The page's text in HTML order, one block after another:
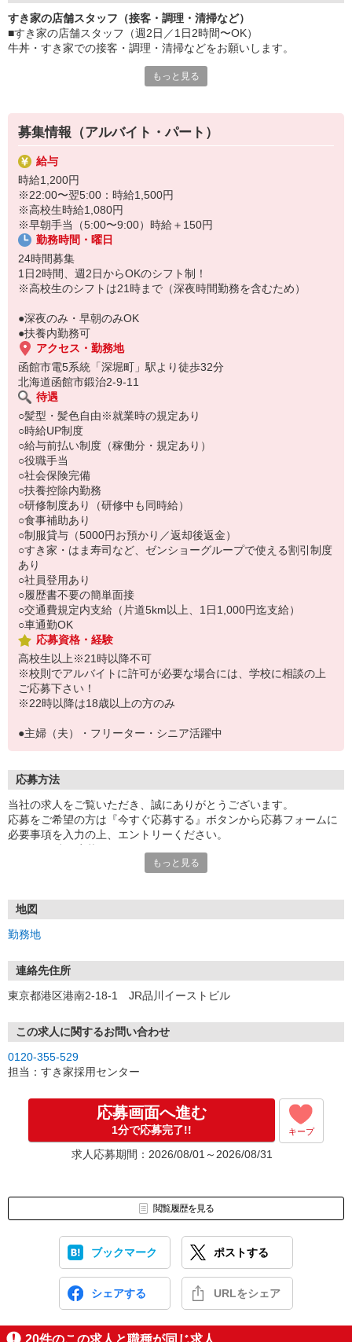
■給与前払い可
急な出費も安心♪
■社員登用あり
将来を考えている方は必見です。
与兵衛、オリーブの丘、焼肉いちばんなどを経営しているゼンシ
ョーグループ！
その中のひとつ『すき家』でお仕事しませんか？
すき家の店舗スタッフ（接客・調理・清掃など）
■すき家の店舗スタッフ（週2日／1日2時間〜OK）
牛丼・すき家での接客・調理・清掃などをお願いします。
あなたの笑顔で！
すばやく提供！
他にも、食材の調整や金銭管理、新しく入社したクルーの研修など
様々なお仕事があります。
セルフオーダー、セルフ会計で、現金の受け渡しはほとんどありま
せん。※一部店舗を除く
取り間違いもなく安心でスムーズ♪
マニュアルも用意していますので飲食店が初めての方でも大丈夫！
もちろん先輩クルーがしっかり教えてくれるので安心してくださ
い。
もっと見る
募集情報（アルバイト・パート）
給与
時給1,200円
※22:00〜翌5:00：時給1,500円
※高校生時給1,080円
※早朝手当（5:00〜9:00）時給＋150円
勤務時間・曜日
24時間募集
1日2時間、週2日からOKのシフト制！
※高校生のシフトは21時まで（深夜時間勤務を含むため）
●深夜のみ・早朝のみOK
●扶養内勤務可
アクセス・勤務地
函館市電5系統「深堀町」駅より徒歩32分
北海道函館市鍛治2-9-11
待遇
○髪型・髪色自由※就業時の規定あり
○時給UP制度
○給与前払い制度（稼働分・規定あり）
○役職手当
○社会保険完備
○扶養控除内勤務
○研修制度あり（研修中も同時給）
○食事補助あり
○制服貸与（5000円お預かり／返却後返金）
○すき家・はま寿司など、ゼンショーグループで使える割引制度
あり
○社員登用あり
○履歴書不要の簡単面接
○交通費規定内支給（片道5km以上、1日1,000円迄支給）
○車通勤OK
応募資格・経験
高校生以上※21時以降不可
※校則でアルバイトに許可が必要な場合には、学校に相談の上
ご応募下さい！
※22時以降は18歳以上の方のみ
●主婦（夫）・フリーター・シニア活躍中
応募方法
当社の求人をご覧いただき、誠にありがとうございます。
応募をご希望の方は『今すぐ応募する』ボタンから応募フォームに
必要事項を入力の上、エントリーください。
号」など
もっと見る
地図
勤務地
連絡先住所
東京都港区港南2-18-1 JR品川イーストビル
この求人に関するお問い合わせ
0120-355-529
担当：すき家採用センター
応募画面へ進む
1分で応募完了!! キープ
求人応募期間：2026/08/01～2026/08/31
閲覧履歴を見る
ブックマーク ポストする
シェアする URLをシェア
20件のこの求人と職種が同じ求人